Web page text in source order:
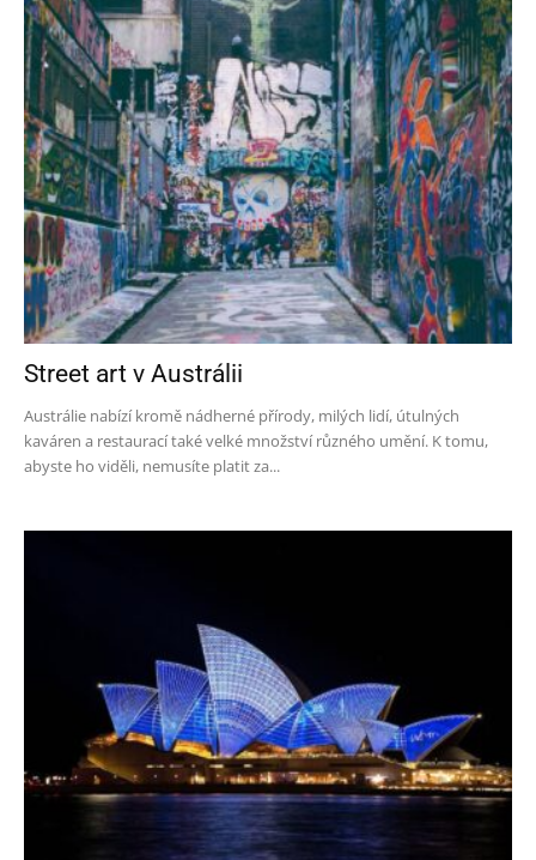
Street art v Austrálii
Austrálie nabízí kromě nádherné přírody, milých lidí, útulných
kaváren a restaurací také velké množství různého umění. K tomu,
abyste ho viděli, nemusíte platit za...